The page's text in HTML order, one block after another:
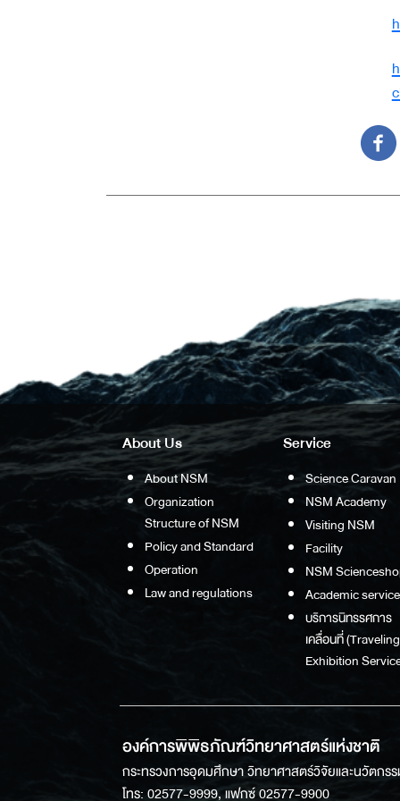
About Us
About NSM
Organization
Structure of NSM
Policy and Standard
Operation
Law and regulations
Service
Science Caravan
NSM Academy
Visiting NSM
Facility
NSM
Academic service
บริการนิทรรศการ
เคลื่อนที่ (Traveling
Exhibition
องค์การพิพิธภัณฑ์วิทยาศาสตร์แห่งชาติ
กระทรวงการอุดมศึกษา วิทยาศาสตร์วิจัยและนวัตก
โทร: 02577-9999, แฟกซ์ 02577-9900